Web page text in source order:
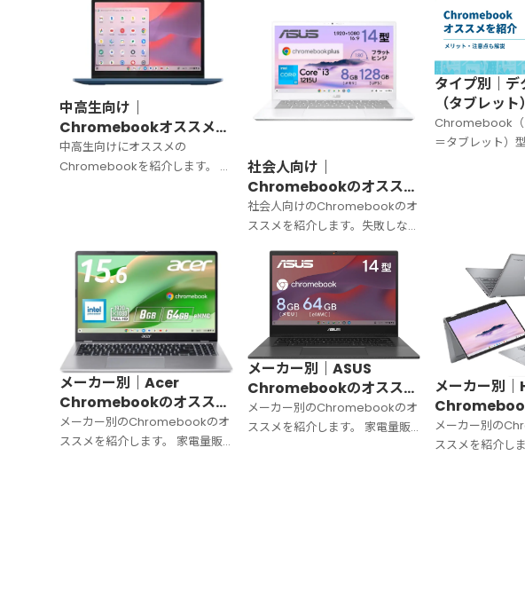
中高生向け｜
Chromebookオススメを
紹介｜軽さが命【2026年
版】
中高生向けにオススメの
Chromebookを紹介します。 実
社会人向け｜
Chromebookのオススメ
を紹介｜性能が命【2026
年版】
社会人向けのChromebookのオ
ススメを紹介します。失敗しない
タイプ別｜デ
（タブレット
｜メリット・
Chromebook（
＝タブレット）
メーカー別｜Acer
Chromebookのオススメ
のモデル｜【2025年版】
メーカー別のChromebookのオ
ススメを紹介します。 家電量販
メーカー別｜ASUS
Chromebookのオススメ
のモデル｜【2025年版】
メーカー別のChromebookのオ
ススメを紹介します。 家電量販
メーカー別｜
のモデル｜
メーカー別の
ススメを紹介し